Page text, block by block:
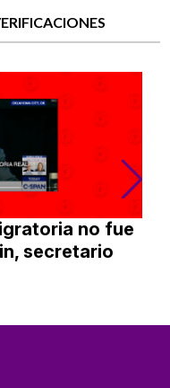
no fue
secretario